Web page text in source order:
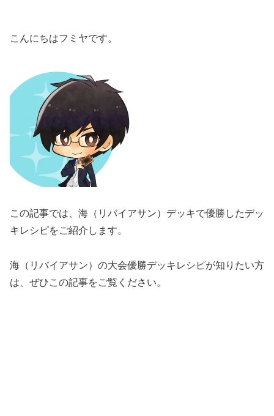
こんにちはフミヤです。
この記事では、海（リバイアサン）デッキで優勝したデッ
キレシピをご紹介します。
海（リバイアサン）の大会優勝デッキレシピが知りたい方
は、ぜひこの記事をご覧ください。